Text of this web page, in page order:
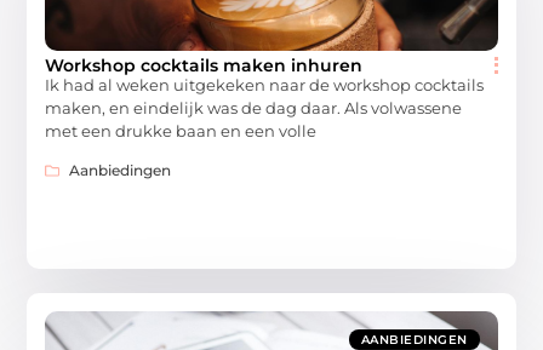
Workshop cocktails maken inhuren
Ik had al weken uitgekeken naar de workshop cocktails
maken, en eindelijk was de dag daar. Als volwassene
met een drukke baan en een volle
Aanbiedingen
AANBIEDINGEN